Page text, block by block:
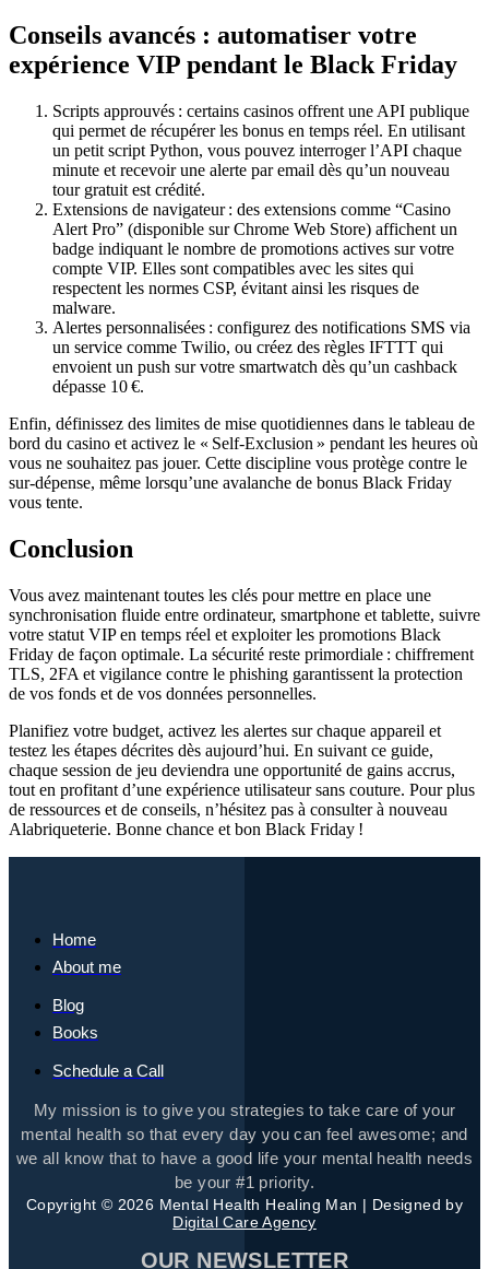
Conseils avancés : automatiser votre
expérience VIP pendant le Black Friday
Scripts approuvés : certains casinos offrent une API publique
qui permet de récupérer les bonus en temps réel. En utilisant
un petit script Python, vous pouvez interroger l’API chaque
minute et recevoir une alerte par email dès qu’un nouveau
tour gratuit est crédité.
Extensions de navigateur : des extensions comme “Casino
Alert Pro” (disponible sur Chrome Web Store) affichent un
badge indiquant le nombre de promotions actives sur votre
compte VIP. Elles sont compatibles avec les sites qui
respectent les normes CSP, évitant ainsi les risques de
malware.
Alertes personnalisées : configurez des notifications SMS via
un service comme Twilio, ou créez des règles IFTTT qui
envoient un push sur votre smartwatch dès qu’un cashback
dépasse 10 €.
Enfin, définissez des limites de mise quotidiennes dans le tableau de
bord du casino et activez le « Self‑Exclusion » pendant les heures où
vous ne souhaitez pas jouer. Cette discipline vous protège contre le
sur‑dépense, même lorsqu’une avalanche de bonus Black Friday
vous tente.
Conclusion
Vous avez maintenant toutes les clés pour mettre en place une
synchronisation fluide entre ordinateur, smartphone et tablette, suivre
votre statut VIP en temps réel et exploiter les promotions Black
Friday de façon optimale. La sécurité reste primordiale : chiffrement
TLS, 2FA et vigilance contre le phishing garantissent la protection
de vos fonds et de vos données personnelles.
Planifiez votre budget, activez les alertes sur chaque appareil et
testez les étapes décrites dès aujourd’hui. En suivant ce guide,
chaque session de jeu deviendra une opportunité de gains accrus,
tout en profitant d’une expérience utilisateur sans couture. Pour plus
de ressources et de conseils, n’hésitez pas à consulter à nouveau
Alabriqueterie. Bonne chance et bon Black Friday !
Home
About me
Blog
Books
Schedule a Call
My mission is to give you strategies to take care of your
mental health so that every day you can feel awesome; and
we all know that to have a good life your mental health needs
be your #1 priority.
Copyright © 2026 Mental Health Healing Man | Designed by
Digital Care Agency
OUR NEWSLETTER